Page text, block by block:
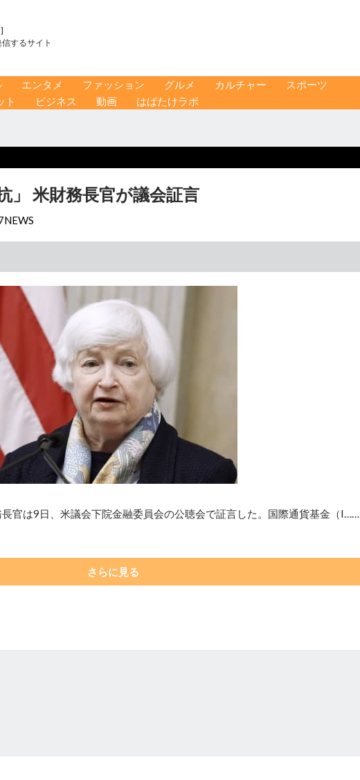
するサイト
エンタメ ファッション グルメ カルチャー
スポーツ
ト ビジネス 動画 はばたけラボ
」 米財務長官が議会証言
長官は9日、米議会下院金融委員会の公聴会で証言した。国際通貨基金（I……
さらに見る